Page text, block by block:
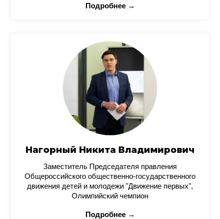
Подробнее →
Нагорный Никита Владимирович
Заместитель Председателя правления
Общероссийского общественно-государственного
движения детей и молодежи "Движение первых",
Олимпийский чемпион
Подробнее →